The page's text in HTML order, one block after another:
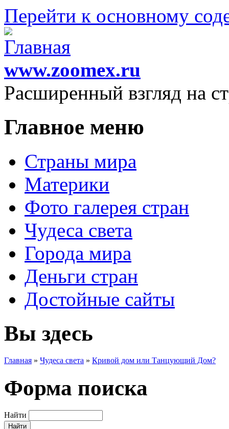
Перейти к основному
www.zoomex.ru
Расширенный взгляд на
Главное меню
Страны мира
Материки
Фото галерея стран
Чудеса света
Города мира
Деньги стран
Достойные сайты
Вы здесь
Главная » Чудеса света » Кривой дом или Танцующий Дом?
Форма поиска
Найти